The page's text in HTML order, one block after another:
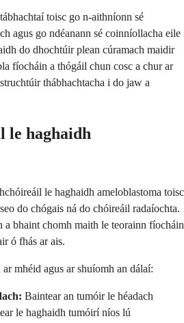
toisc go n-aithníonn sé
agus go ndéanann sé coinníollacha eile
do dhochtúir plean cúramach maidir
fíocháin a thógáil chun cosc a chur ar
thábhachtacha i do jaw a
le haghaidh
le haghaidh ameloblastoma toisc
do chógais ná do chóireáil radaíochta.
a bhaint chomh maith le teorainn fíocháin
ó fhás ar ais.
mhéid agus ar shuíomh an dálaí:
Baintear an tumóir le héadach
le haghaidh tumóirí níos lú